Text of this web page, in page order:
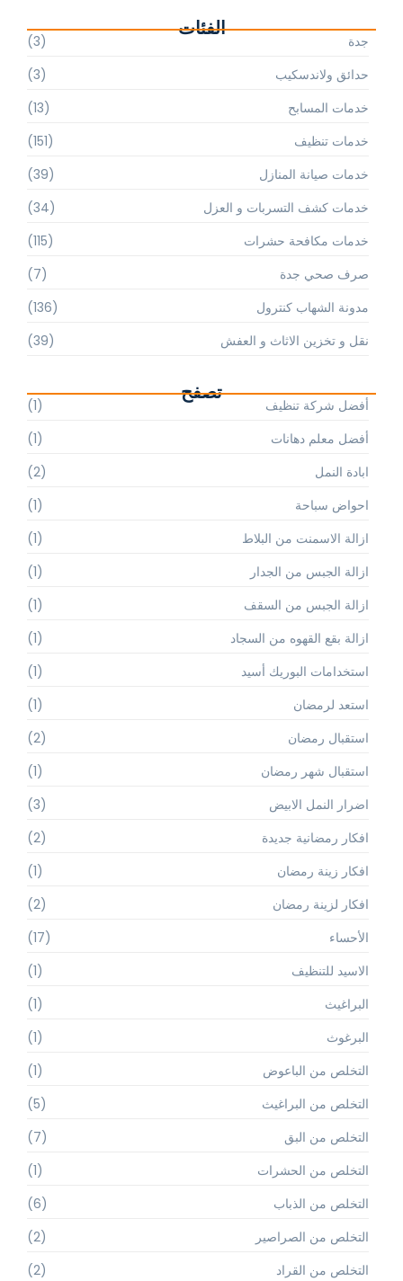
الفئات
جدة
(3)
حدائق ولاندسكيب
(3)
خدمات المسابح
(13)
خدمات تنظيف
(151)
خدمات صيانة المنازل
(39)
خدمات كشف التسربات و العزل
(34)
خدمات مكافحة حشرات
(115)
صرف صحي جدة
(7)
مدونة الشهاب كنترول
(136)
نقل و تخزين الاثاث و العفش
(39)
تصفح
أفضل شركة تنظيف
(1)
أفضل معلم دهانات
(1)
ابادة النمل
(2)
احواض سباحة
(1)
ازالة الاسمنت من البلاط
(1)
ازالة الجبس من الجدار
(1)
ازالة الجبس من السقف
(1)
ازالة بقع القهوه من السجاد
(1)
استخدامات البوريك أسيد
(1)
استعد لرمضان
(1)
استقبال رمضان
(2)
استقبال شهر رمضان
(1)
اضرار النمل الابيض
(3)
افكار رمضانية جديدة
(2)
افكار زينة رمضان
(1)
افكار لزينة رمضان
(2)
الأحساء
(17)
الاسيد للتنظيف
(1)
البراغيث
(1)
البرغوث
(1)
التخلص من الباعوض
(1)
التخلص من البراغيث
(5)
التخلص من البق
(7)
التخلص من الحشرات
(1)
التخلص من الذباب
(6)
التخلص من الصراصير
(2)
التخلص من القراد
(2)